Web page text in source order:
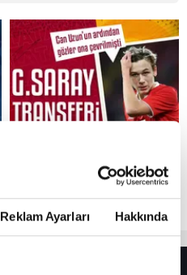
Reklam Ayarları Hakkında